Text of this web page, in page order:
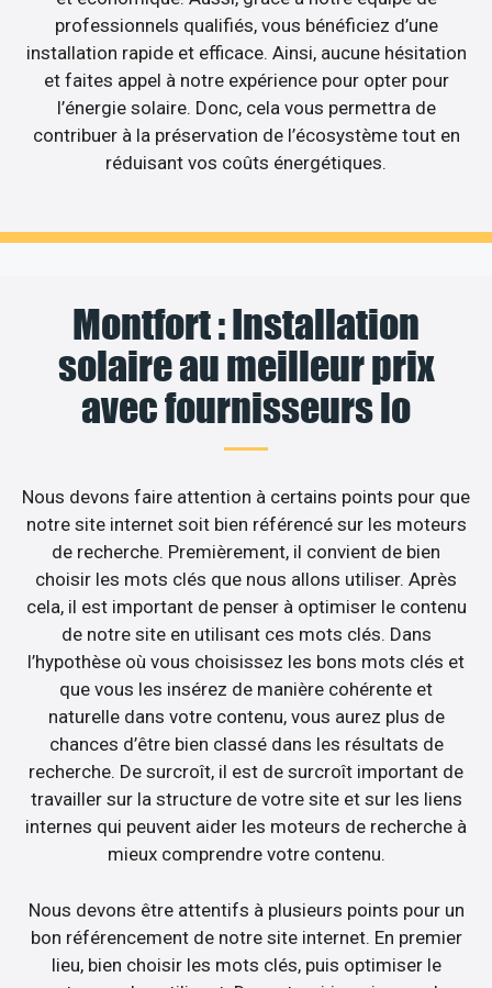
professionnels qualifiés, vous bénéficiez d’une
installation rapide et efficace. Ainsi, aucune hésitation
et faites appel à notre expérience pour opter pour
l’énergie solaire. Donc, cela vous permettra de
contribuer à la préservation de l’écosystème tout en
réduisant vos coûts énergétiques.
Montfort : Installation
solaire au meilleur prix
avec fournisseurs lo
Nous devons faire attention à certains points pour que
notre site internet soit bien référencé sur les moteurs
de recherche. Premièrement, il convient de bien
choisir les mots clés que nous allons utiliser. Après
cela, il est important de penser à optimiser le contenu
de notre site en utilisant ces mots clés. Dans
l’hypothèse où vous choisissez les bons mots clés et
que vous les insérez de manière cohérente et
naturelle dans votre contenu, vous aurez plus de
chances d’être bien classé dans les résultats de
recherche. De surcroît, il est de surcroît important de
travailler sur la structure de votre site et sur les liens
internes qui peuvent aider les moteurs de recherche à
mieux comprendre votre contenu.
Nous devons être attentifs à plusieurs points pour un
bon référencement de notre site internet. En premier
lieu, bien choisir les mots clés, puis optimiser le